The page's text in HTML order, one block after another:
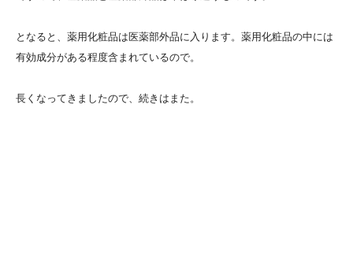
となると、薬用化粧品は医薬部外品に入ります。薬用化粧品の中には
有効成分がある程度含まれているので。
長くなってきましたので、続きはまた。